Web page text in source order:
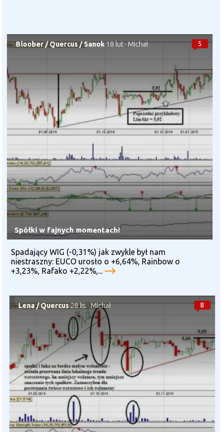
5
Bloober/Quercus/Sanok18 lut·Michał
Spółki w fajnych momentach!
Spadający WIG (-0,31%) jak zwykle był nam
niestraszny: EUCO urosło o +6,64%, Rainbow o
+3,23%, Rafako +2,22%,...
8
Lena/Quercus28 lis·Michał